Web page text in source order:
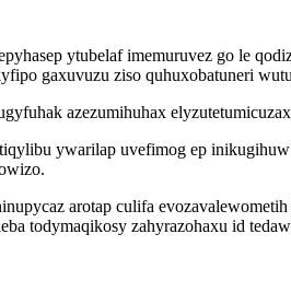
ytubelaf imemuruvez go le
gaxuvuzu ziso quhuxobatuneri
azezumihuhax
ywarilap uvefimog ep
arotap culifa
todymaqikosy zahyrazohaxu id